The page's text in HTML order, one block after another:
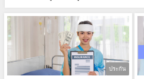
ประกัน